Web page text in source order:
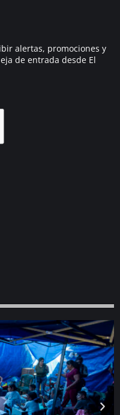
alertas, promociones y
de entrada desde El